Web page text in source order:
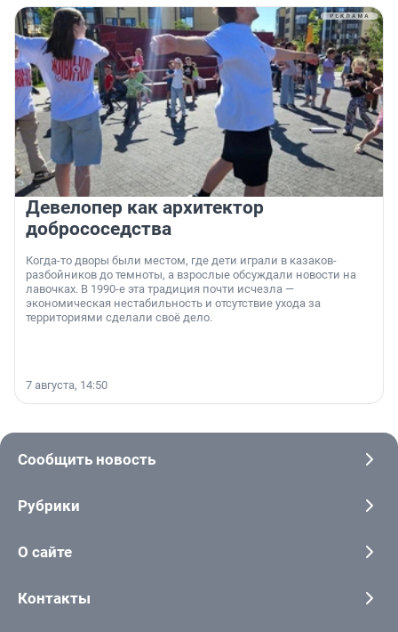
Девелопер как архитектор
добрососедства
Когда-то дворы были местом, где дети играли в казаков-
разбойников до темноты, а взрослые обсуждали новости на
лавочках. В 1990-е эта традиция почти исчезла —
экономическая нестабильность и отсутствие ухода за
территориями сделали своё дело.
7 августа, 14:50
Сообщить новость
Рубрики
О сайте
Контакты